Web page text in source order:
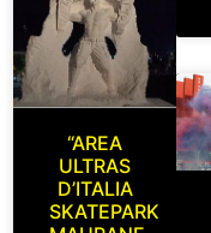
“AREA
ULTRAS
D’ITALIA
SKATEPARK